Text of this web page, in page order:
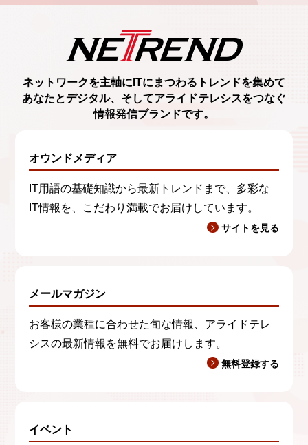
ネットワークを主軸に ITにまつわるトレンドを集めて
あなたとデジタル、 そしてアライドテレシスをつなぐ
情報発信ブランドです。
オウンドメディア
IT用語の基礎知識から最新トレンドまで、多彩な
IT情報を、こだわり満載でお届けしています。
サイトを見る
メールマガジン
お客様の業種に合わせた旬な情報、アライドテレ
シスの最新情報を無料でお届けします。
無料登録する
イベント